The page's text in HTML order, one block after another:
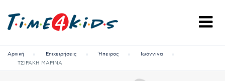
Αρχική Επιχειρήσεις Ήπειρος
Ιωάννινα
ΤΣΙΡΑΚΗ ΜΑΡΙΝΑ